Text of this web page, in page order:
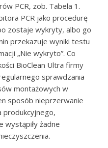
PCR, zob. Tabela 1.
PCR jako procedurę
zostaje wykryty, albo go
przekazuje wyniki testu
„Nie wykryto”. Co
BioClean Ultra firmy
sprawdzania
montażowych w
sposób nieprzerwanie
produkcyjnego,
wystąpiły żadne